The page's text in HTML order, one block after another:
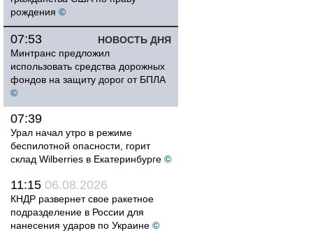
рождения ©
НОВОСТЬ ДНЯ
07:53
Минтранс предложил
использовать средства дорожных
фондов на защиту дорог от БПЛА
©
07:39
Урал начал утро в режиме
беспилотной опасности, горит
склад Wilberries в Екатеринбурге ©
11:15 06.08.2026
КНДР развернет свое ракетное
подразделение в России для
нанесения ударов по Украине ©